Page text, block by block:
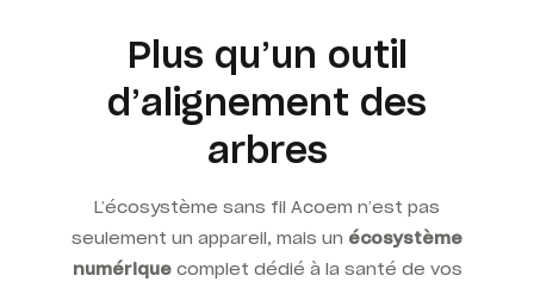
Plus qu’un outil
d’alignement des
arbres
L’écosystème sans fil Acoem n’est pas
seulement un appareil, mais un écosystème
numériquecomplet dédié à la santé de vos